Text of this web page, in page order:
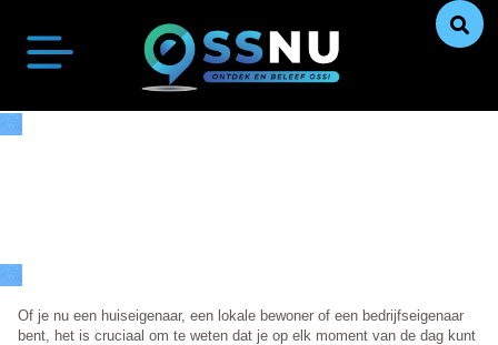
Of je nu een huiseigenaar, een lokale bewoner of een bedrijfseigenaar
bent, het is cruciaal om te weten dat je op elk moment van de dag kunt